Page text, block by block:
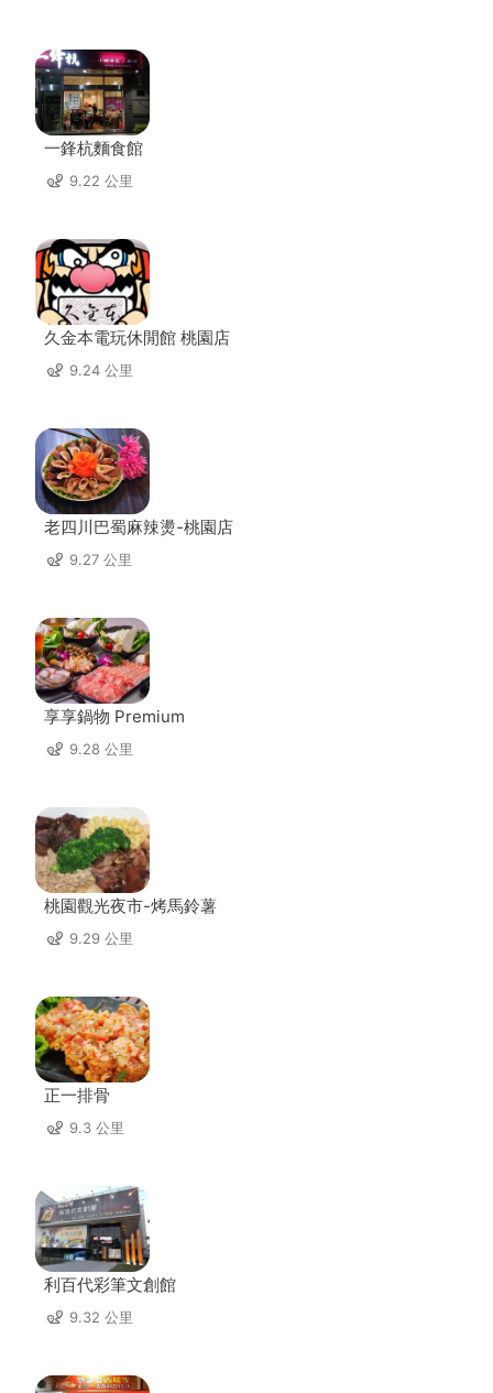
一鋒杭麵食館
9.22 公里
久金本電玩休閒館 桃園店
9.24 公里
老四川巴蜀麻辣燙-桃園店
9.27 公里
享享鍋物 Premium
9.28 公里
桃園觀光夜市-烤馬鈴薯
9.29 公里
正一排骨
9.3 公里
利百代彩筆文創館
9.32 公里